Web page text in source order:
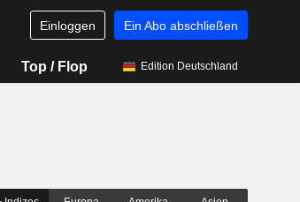
Einloggen Ein Abo abschließen
Top / Flop Edition Deutschland